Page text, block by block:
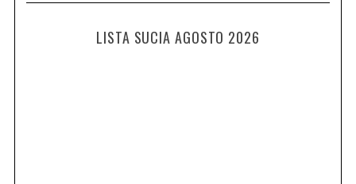
LISTA SUCIA AGOSTO 2026